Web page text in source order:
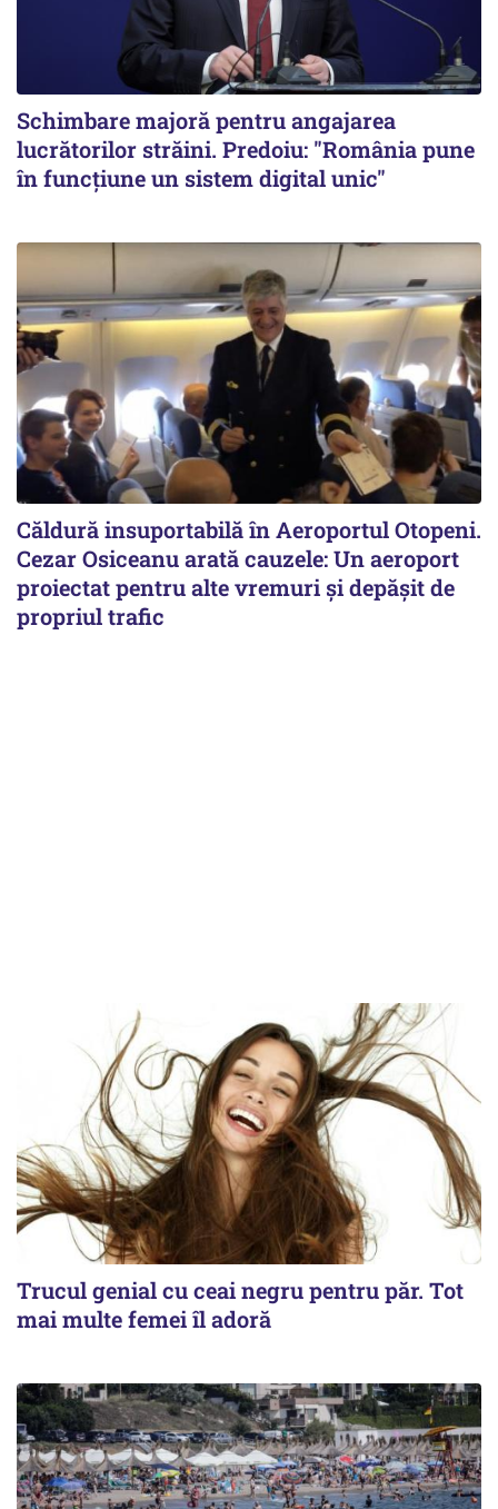
Schimbare majoră pentru angajarea
lucrătorilor străini. Predoiu: "România pune
în funcțiune un sistem digital unic"
Căldură insuportabilă în Aeroportul Otopeni.
Cezar Osiceanu arată cauzele: Un aeroport
proiectat pentru alte vremuri și depășit de
propriul trafic
Trucul genial cu ceai negru pentru păr. Tot
mai multe femei îl adoră